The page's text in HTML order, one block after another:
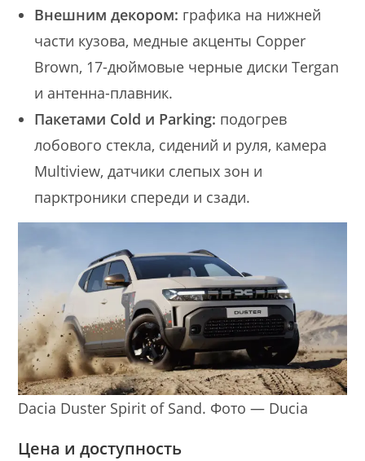
Внешним декором: графика на нижней
части кузова, медные акценты Copper
Brown, 17-дюймовые черные диски Tergan
и антенна-плавник.
Пакетами Cold и Parking: подогрев
лобового стекла, сидений и руля, камера
Multiview, датчики слепых зон и
парктроники спереди и сзади.
Dacia Duster Spirit of Sand. Фото — Ducia
Цена и доступность